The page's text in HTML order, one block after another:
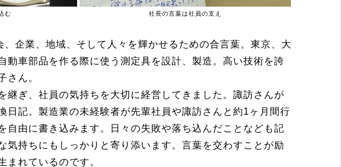
む 社長の言葉は社員の支え
、企業、地域、そして人々を輝かせるための合言葉。東京、大
動車部品を作る際に使う測定具を設計、製造。高い技術を誇
さん。
継ぎ、社員の気持ちを大切に経営してきました。諏訪さんが
日記。製造業の未経験者が先輩社員や諏訪さんと約1ヶ月間行
自由に書き込みます。日々の失敗や落ち込んだことなども記
気持ちにもしっかりと寄り添います。言葉を交わすことが励
まれているのです。